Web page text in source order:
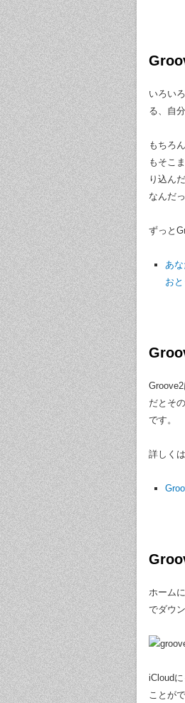
いろい
る、自
もちろ
もそこ
り込ん
なんだ
ずっと
あ
お
だとそ
です。
詳しく
ホーム
でダウ
iCloud
ことが